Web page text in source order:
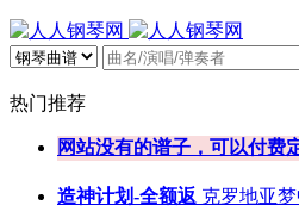
热门推荐
网站没有的谱子，可以付费
造神计划-全额返 克罗地亚